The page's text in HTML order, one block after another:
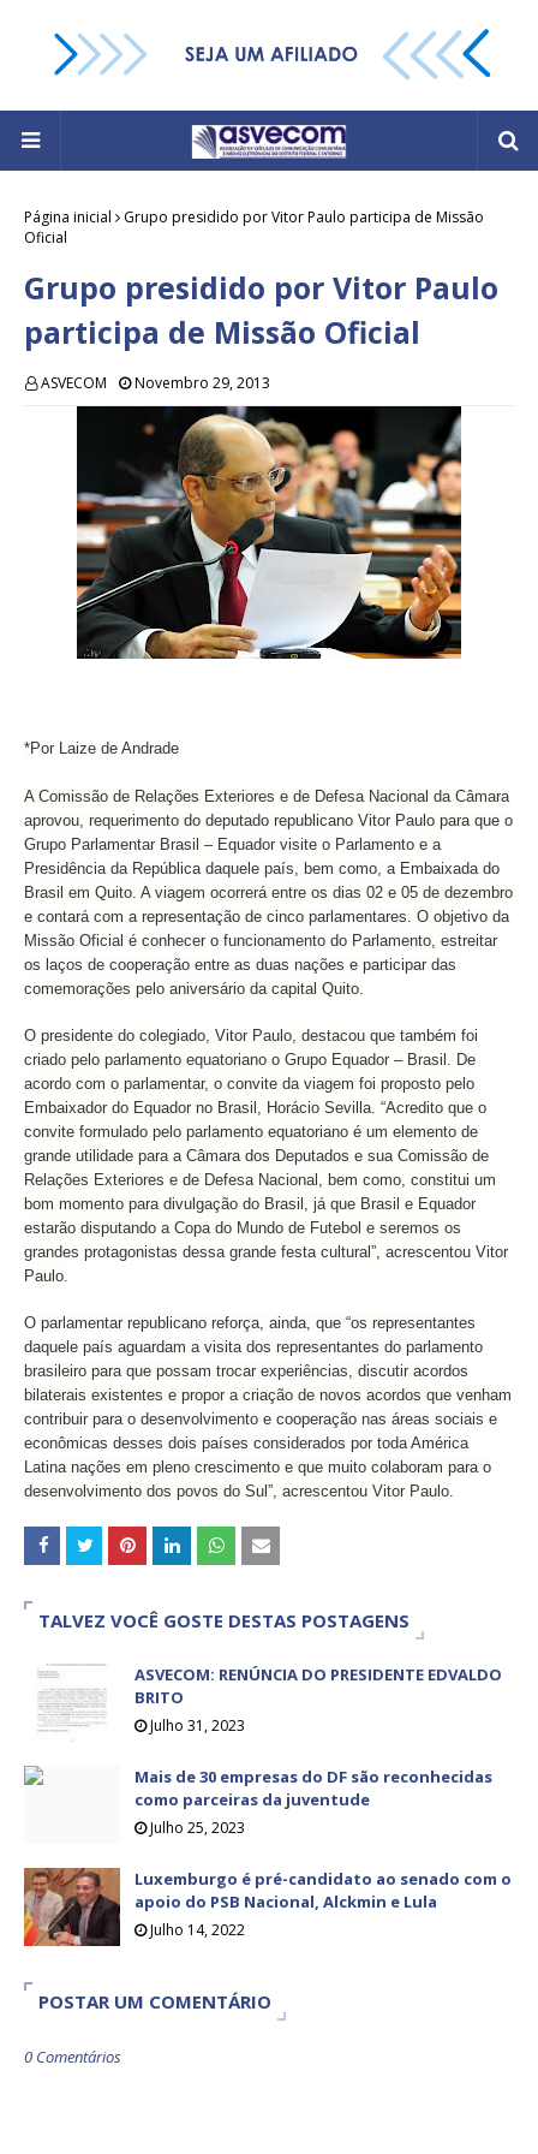
Página inicial
Grupo presidido por Vitor Paulo participa de Missão
Oficial
Grupo presidido por Vitor Paulo
participa de Missão Oficial
ASVECOM Novembro 29, 2013
*Por Laize de Andrade
A Comissão de Relações Exteriores e de Defesa Nacional da Câmara
aprovou, requerimento do deputado republicano Vitor Paulo para que o
Grupo Parlamentar Brasil – Equador visite o Parlamento e a
Presidência da República daquele país, bem como, a Embaixada do
Brasil em Quito. A viagem ocorrerá entre os dias 02 e 05 de dezembro
e contará com a representação de cinco parlamentares. O objetivo da
Missão Oficial é conhecer o funcionamento do Parlamento, estreitar
os laços de cooperação entre as duas nações e participar das
comemorações pelo aniversário da capital Quito.
O presidente do colegiado, Vitor Paulo, destacou que também foi
criado pelo parlamento equatoriano o Grupo Equador – Brasil. De
acordo com o parlamentar, o convite da viagem foi proposto pelo
Embaixador do Equador no Brasil, Horácio Sevilla. “Acredito que o
convite formulado pelo parlamento equatoriano é um elemento de
grande utilidade para a Câmara dos Deputados e sua Comissão de
Relações Exteriores e de Defesa Nacional, bem como, constitui um
bom momento para divulgação do Brasil, já que Brasil e Equador
estarão disputando a Copa do Mundo de Futebol e seremos os
grandes protagonistas dessa grande festa cultural”, acrescentou Vitor
Paulo.
O parlamentar republicano reforça, ainda, que “os representantes
daquele país aguardam a visita dos representantes do parlamento
brasileiro para que possam trocar experiências, discutir acordos
bilaterais existentes e propor a criação de novos acordos que venham
contribuir para o desenvolvimento e cooperação nas áreas sociais e
econômicas desses dois países considerados por toda América
Latina nações em pleno crescimento e que muito colaboram para o
desenvolvimento dos povos do Sul”, acrescentou Vitor Paulo.
TALVEZ VOCÊ GOSTE DESTAS POSTAGENS
ASVECOM: RENÚNCIA DO PRESIDENTE EDVALDO
BRITO
Julho 31, 2023
Mais de 30 empresas do DF são reconhecidas
como parceiras da juventude
Julho 25, 2023
Luxemburgo é pré-candidato ao senado com o
apoio do PSB Nacional, Alckmin e Lula
Julho 14, 2022
POSTAR UM COMENTÁRIO
0 Comentários